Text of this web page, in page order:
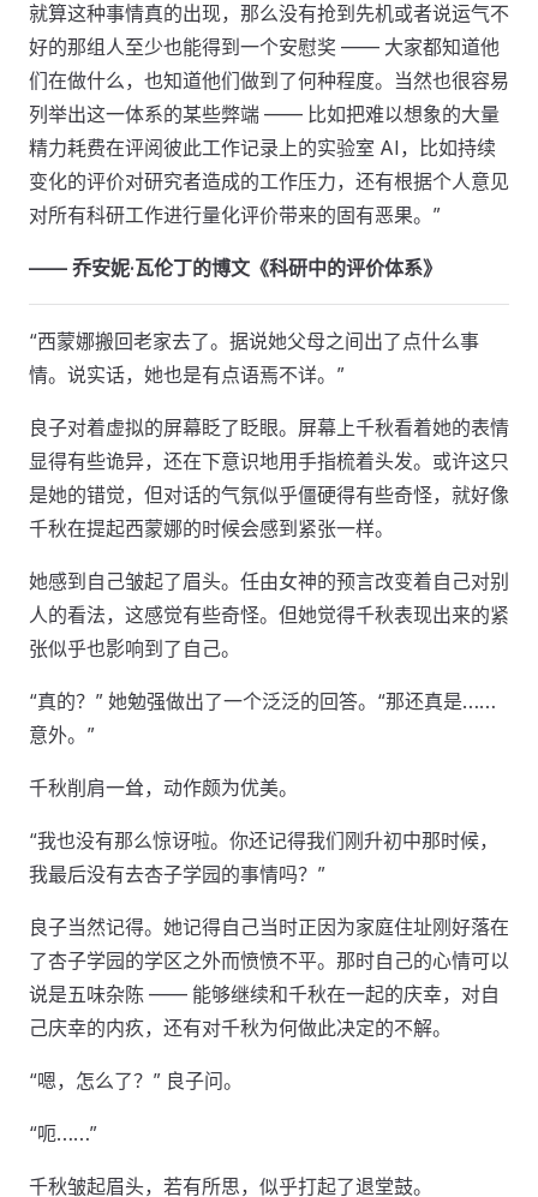
就算这种事情真的出现，那么没有抢到先机或者说运气不
好的那组人至少也能得到一个安慰奖 —— 大家都知道他
们在做什么，也知道他们做到了何种程度。当然也很容易
列举出这一体系的某些弊端 —— 比如把难以想象的大量
精力耗费在评阅彼此工作记录上的实验室 AI，比如持续
变化的评价对研究者造成的工作压力，还有根据个人意见
对所有科研工作进行量化评价带来的固有恶果。”
—— 乔安妮·瓦伦丁的博文《科研中的评价体系》
“西蒙娜搬回老家去了。据说她父母之间出了点什么事
情。说实话，她也是有点语焉不详。”
良子对着虚拟的屏幕眨了眨眼。屏幕上千秋看着她的表情
显得有些诡异，还在下意识地用手指梳着头发。或许这只
是她的错觉，但对话的气氛似乎僵硬得有些奇怪，就好像
千秋在提起西蒙娜的时候会感到紧张一样。
她感到自己皱起了眉头。任由女神的预言改变着自己对别
人的看法，这感觉有些奇怪。但她觉得千秋表现出来的紧
张似乎也影响到了自己。
“真的？” 她勉强做出了一个泛泛的回答。“那还真是……
意外。”
千秋削肩一耸，动作颇为优美。
“我也没有那么惊讶啦。你还记得我们刚升初中那时候，
我最后没有去杏子学园的事情吗？”
良子当然记得。她记得自己当时正因为家庭住址刚好落在
了杏子学园的学区之外而愤愤不平。那时自己的心情可以
说是五味杂陈 —— 能够继续和千秋在一起的庆幸，对自
己庆幸的内疚，还有对千秋为何做此决定的不解。
“嗯，怎么了？” 良子问。
“呃……”
千秋皱起眉头，若有所思，似乎打起了退堂鼓。